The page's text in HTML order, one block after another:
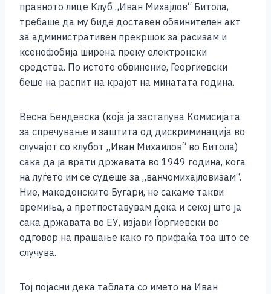
правното лице Клуб „Иван Михајлов“ Битола,
требаше да му биде доставен обвинителен акт
за административен прекршок за расизам и
ксенофобија ширена преку електронски
средства. По истото обвинение, Георгиевски
беше на распит на крајот на минатата година.
Весна Бендевска (која ја застапува Комисијата
за спречување и заштита од дискриминација во
случајот со клубот „Иван Михаилов“ во Битола)
сака да ја врати државата во 1949 година, кога
на луѓето им се судеше за „ванчомихајловизам“.
Ние, македонските Бугари, не сакаме такви
времиња, а претпоставувам дека и секој што ја
сака државата во ЕУ, изјави Ѓоргиевски во
одговор на прашање како го прифаќа тоа што се
случува.
Тој појасни дека таблата со името на Иван